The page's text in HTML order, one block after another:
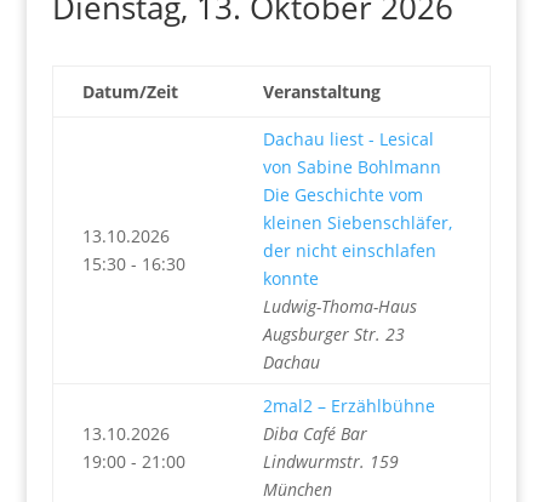
Datum/Zeit Veranstaltung
13.10.2026
15:30 - 16:30
Dachau liest - Lesical
von Sabine Bohlmann
Die Geschichte vom
kleinen Siebenschläfer,
der nicht einschlafen
konnte
Ludwig-Thoma-Haus
Augsburger Str. 23
Dachau
13.10.2026
19:00 - 21:00
2mal2 – Erzählbühne
Diba Café Bar
Lindwurmstr. 159
München